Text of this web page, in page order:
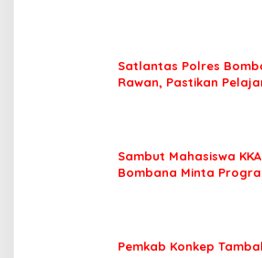
Satlantas Polres
Rawan, Pastikan
Sambut Mahasiswa
Bombana Minta
Pemkab Konkep